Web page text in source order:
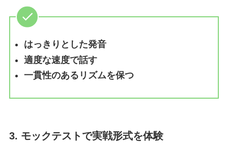
はっきりとした発音
適度な速度で話す
一貫性のあるリズムを保つ
3. モックテストで実戦形式を体験